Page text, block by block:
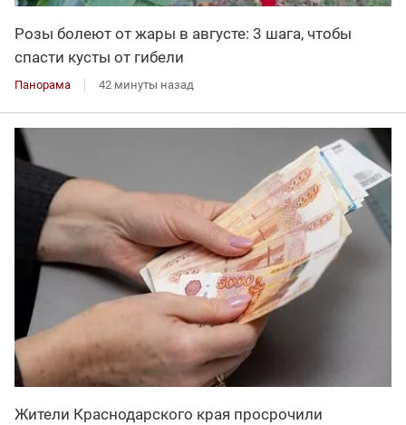
Розы болеют от жары в августе: 3 шага, чтобы
спасти кусты от гибели
Панорама 42 минуты назад
Жители Краснодарского края просрочили